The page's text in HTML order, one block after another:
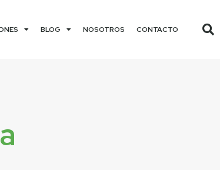
BLOG NOSOTROS CONTACTO